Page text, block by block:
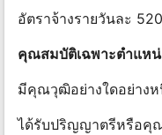
อัตราจ้างรายวันละ
คุณสมบัติเฉพาะตําแห
มีคุณวุฒิอย่างใดอย่างห
ได้รับปริญญาตรีหรือคุ